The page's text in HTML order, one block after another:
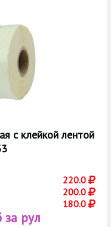
с клейкой лентой
220.0
200.0
180.0
за рул